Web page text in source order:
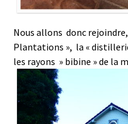
Nous allons donc
Plantations », la «
les rayons » bibine » de la